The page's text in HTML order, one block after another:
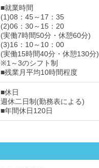
■就業時間
(1)08：45～17：35
(2)06：30～15：20
(実働7時間50分・休憩60分)
(3)16：10～10：00
(実働15時間40分・休憩130分)
※1～3のシフト制
■残業月平均10時間程度
■休日
週休二日制(勤務表による)
■年間休日120日